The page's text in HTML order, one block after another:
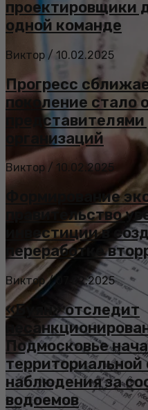
проектировщики
одной команде
Виктор / 10.02.2025
Прогресс
поколение стало
организаций
Виктор / 10.02.2025
Формирование
правительство
инвестиции в
переработке
Виктор / 07.02.2025
«Буян» отследит
Подмосковье
наблюдения за
водоемов